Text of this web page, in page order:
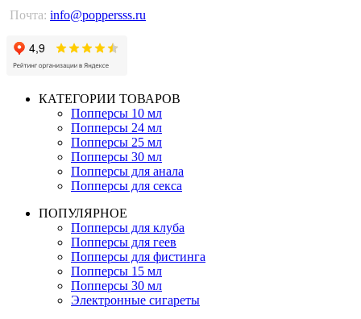
Почта: info@poppersss.ru
КАТЕГОРИИ ТОВАРОВ
Попперсы 10 мл
Попперсы 24 мл
Попперсы 25 мл
Попперсы 30 мл
Попперсы для анала
Попперсы для секса
ПОПУЛЯРНОЕ
Попперсы для клуба
Попперсы для геев
Попперсы для фистинга
Попперсы 15 мл
Попперсы 30 мл
Электронные сигареты